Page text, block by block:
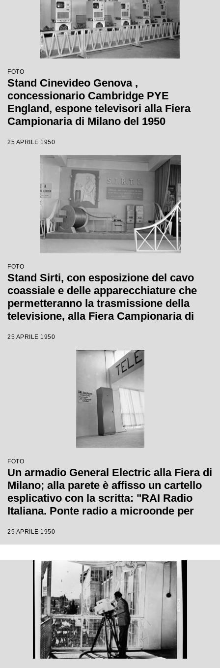
FOTO
Stand Cinevideo Genova ,
concessionario Cambridge PYE
England, espone televisori alla Fiera
Campionaria di Milano del 1950
25 APRILE 1950
FOTO
Stand Sirti, con esposizione del cavo
coassiale e delle apparecchiature che
permetteranno la trasmissione della
televisione, alla Fiera Campionaria di
25 APRILE 1950
FOTO
Un armadio General Electric alla Fiera di
Milano; alla parete è affisso un cartello
esplicativo con la scritta: "RAI Radio
Italiana. Ponte radio a microonde per
25 APRILE 1950